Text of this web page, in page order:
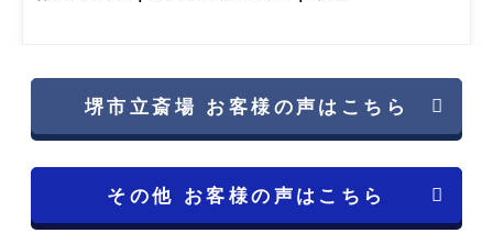
堺市立斎場 お客様の声はこちら
その他 お客様の声はこちら